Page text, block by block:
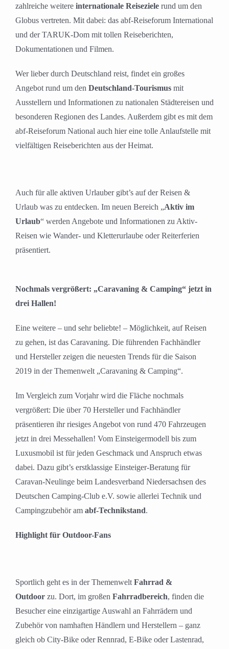
zahlreiche weitere internationale Reiseziele rund um den
Globus vertreten. Mit dabei: das abf-Reiseforum International
und der TARUK-Dom mit tollen Reiseberichten,
Dokumentationen und Filmen.
Wer lieber durch Deutschland reist, findet ein großes
Angebot rund um den Deutschland-Tourismus mit
Ausstellern und Informationen zu nationalen Städtereisen und
besonderen Regionen des Landes. Außerdem gibt es mit dem
abf-Reiseforum National auch hier eine tolle Anlaufstelle mit
vielfältigen Reiseberichten aus der Heimat.
Auch für alle aktiven Urlauber gibt’s auf der Reisen &
Urlaub was zu entdecken. Im neuen Bereich „Aktiv im
Urlaub“ werden Angebote und Informationen zu Aktiv-
Reisen wie Wander- und Kletterurlaube oder Reiterferien
präsentiert.
Nochmals vergrößert: „Caravaning & Camping“ jetzt in
drei Hallen!
Eine weitere – und sehr beliebte! – Möglichkeit, auf Reisen
zu gehen, ist das Caravaning. Die führenden Fachhändler
und Hersteller zeigen die neuesten Trends für die Saison
2019 in der Themenwelt „Caravaning & Camping“.
Im Vergleich zum Vorjahr wird die Fläche nochmals
vergrößert: Die über 70 Hersteller und Fachhändler
präsentieren ihr riesiges Angebot von rund 470 Fahrzeugen
jetzt in drei Messehallen! Vom Einsteigermodell bis zum
Luxusmobil ist für jeden Geschmack und Anspruch etwas
dabei. Dazu gibt’s erstklassige Einsteiger-Beratung für
Caravan-Neulinge beim Landesverband Niedersachsen des
Deutschen Camping-Club e.V. sowie allerlei Technik und
Campingzubehör am abf-Technikstand.
Highlight für Outdoor-Fans
Sportlich geht es in der Themenwelt Fahrrad &
Outdoor zu. Dort, im großen Fahrradbereich, finden die
Besucher eine einzigartige Auswahl an Fahrrädern und
Zubehör von namhaften Händlern und Herstellern – ganz
gleich ob City-Bike oder Rennrad, E-Bike oder Lastenrad,